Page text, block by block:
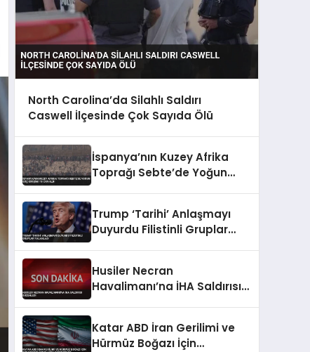
North Carolina’da Silahlı Saldırı
Caswell İlçesinde Çok Sayıda Ölü
İspanya’nın Kuzey Afrika
Toprağı Sebte’de Yoğun
Trump ‘Tarihi’ Anlaşmayı
Duyurdu Filistinli Gruplar
Husiler Necran
Havalimanı’na İHA Saldırısı
Katar ABD İran Gerilimi ve
Hürmüz Boğazı İçin